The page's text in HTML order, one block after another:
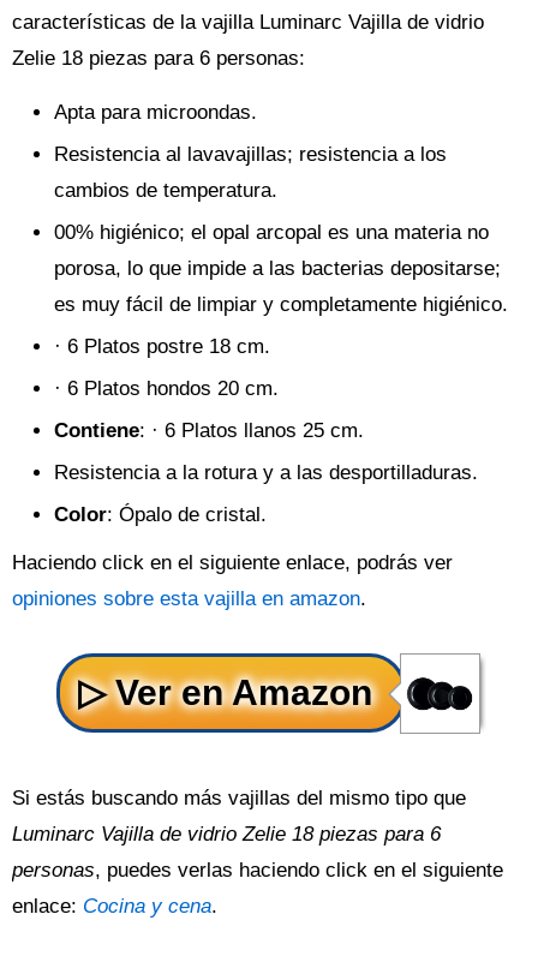
características de la vajilla Luminarc Vajilla de vidrio
Zelie 18 piezas para 6 personas:
Apta para microondas.
Resistencia al lavavajillas; resistencia a los
cambios de temperatura.
00% higiénico; el opal arcopal es una materia no
porosa, lo que impide a las bacterias depositarse;
es muy fácil de limpiar y completamente higiénico.
· 6 Platos postre 18 cm.
· 6 Platos hondos 20 cm.
Contiene: · 6 Platos llanos 25 cm.
Resistencia a la rotura y a las desportilladuras.
Color: Ópalo de cristal.
Haciendo click en el siguiente enlace, podrás ver
opiniones sobre esta vajilla en amazon.
Si estás buscando más vajillas del mismo tipo que
Luminarc Vajilla de vidrio Zelie 18 piezas para 6
personas, puedes verlas haciendo click en el siguiente
enlace: Cocina y cena.